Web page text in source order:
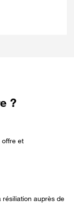
?
offre et
résiliation auprès de